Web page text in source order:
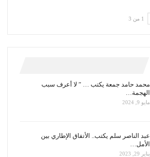
1 من 3
محمد حامد جمعة يكتب … ” لا أعرف سبب
الهجمة…
مايو 9, 2024
عبد الناصر سلم يكتب.. الأتفاق الإطاري بين
الأمل…
يناير 29, 2023